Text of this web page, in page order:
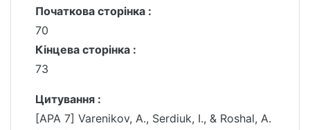
Початкова сторінка :
70
Кінцева сторінка :
73
Цитування :
[APA 7] Varenikov, A., Serdiuk, I., & Roshal, A.